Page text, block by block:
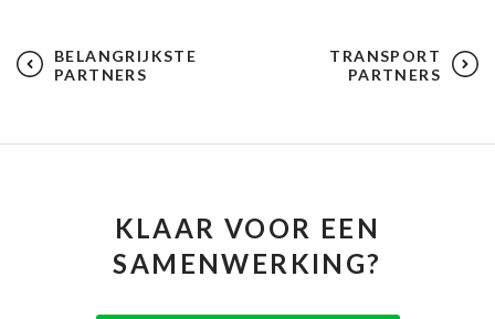
BELANGRIJKSTE
PARTNERS
TRANSPORT
PARTNERS
KLAAR VOOR EEN
SAMENWERKING?